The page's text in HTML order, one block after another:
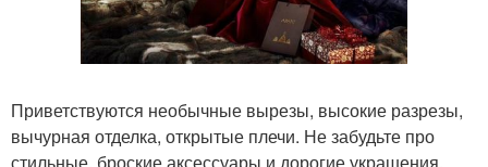
Приветствуются необычные вырезы, высокие разрезы,
вычурная отделка, открытые плечи. Не забудьте про